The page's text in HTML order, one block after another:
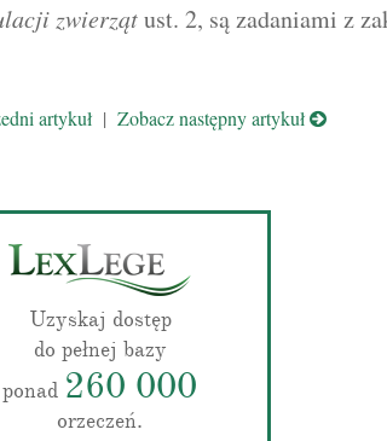
zwierzątust. 2, są zadaniami z
artykuł| Zobacz następny artykuł
Uzyskaj dostęp
do pełnej bazy
ponad 260 000
orzeczeń.